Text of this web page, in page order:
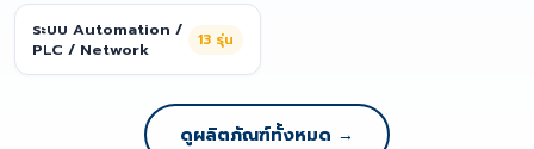
ระบบ Automation /
PLC / Network
13 รุ่น
ดูผลิตภัณฑ์ทั้งหมด →